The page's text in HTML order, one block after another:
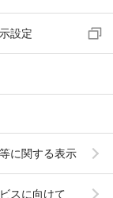
設定
に関する表示
スに向けて